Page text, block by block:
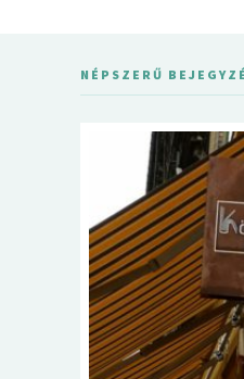
NÉPSZERŰ